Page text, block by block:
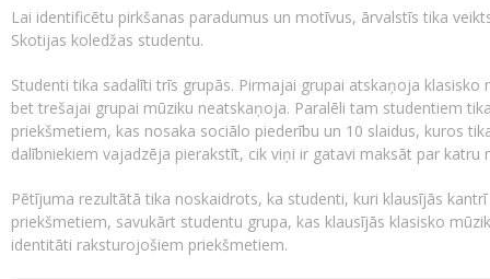
Lai identificētu pirkšanas paradumus un motīvus, ārvalstīs tika
Skotijas koledžas studentu.
Studenti tika sadalīti trīs grupās. Pirmajai grupai atskaņoja
bet trešajai grupai mūziku neatskaņoja. Paralēli tam studentiem
priekšmetiem, kas nosaka sociālo piederību un 10 slaidus, kuros
dalībniekiem vajadzēja pierakstīt, cik viņi ir gatavi maksāt par
Pētījuma rezultātā tika noskaidrots, ka studenti, kuri klausījās
priekšmetiem, savukārt studentu grupa, kas klausījās klasisko
identitāti raksturojošiem priekšmetiem.